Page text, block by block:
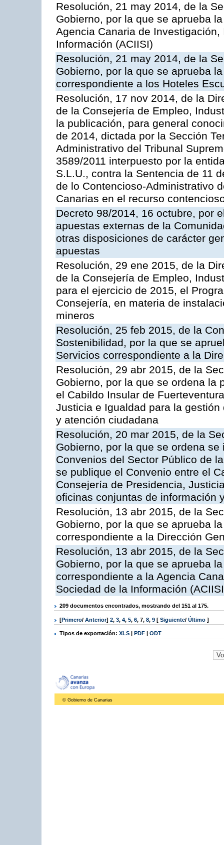
Resolución, 21 may 2014, de la
Gobierno, por la que se aprueba
Agencia Canaria de
Información (ACIISI)
Resolución, 21 may 2014, de la
Gobierno, por la que se aprueba
correspondiente a los Hoteles
Resolución, 17 nov 2014, de la
de la Consejería de Empleo,
la publicación, para general
de 2014, dictada por la Sección
Administrativo del Tribunal
3589/2011 interpuesto por la
S.L.U., contra la Sentencia de 11
de lo Contencioso-Administrativo
Canarias en el recurso
Decreto 98/2014, 16 octubre, por
apuestas externas de la
otras disposiciones de carácter
apuestas
Resolución, 29 ene 2015, de la
de la Consejería de Empleo,
para el ejercicio de 2015, el
Consejería, en materia de
mineros
Resolución, 25 feb 2015, de la
Sostenibilidad, por la que se
Servicios correspondiente a la
Resolución, 29 abr 2015, de la
Gobierno, por la que se ordena la
el Cabildo Insular de
Justicia e Igualdad para la
y atención ciudadana
Resolución, 20 mar 2015, de la
Gobierno, por la que se ordena
Convenios del Sector Público de
se publique el Convenio entre el
Consejería de Presidencia,
oficinas conjuntas de información
Resolución, 13 abr 2015, de la
Gobierno, por la que se aprueba
correspondiente a la Dirección
Resolución, 13 abr 2015, de la
Gobierno, por la que se aprueba
correspondiente a la Agencia
Sociedad de la Información
209 documentos encontrados, mostrando del 151 al 175.
[Primero/ Anterior] 2, 3, 4, 5, 6, 7, 8, 9 [ Siguiente/ Último ]
Tipos de exportación: XLS | PDF | ODT
© Gobierno de Canarias